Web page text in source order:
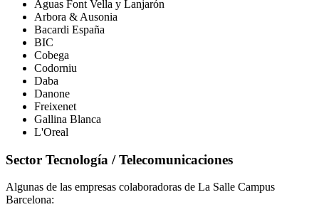
Aguas Font Vella y Lanjarón
Arbora & Ausonia
Bacardi España
BIC
Cobega
Codorniu
Daba
Danone
Freixenet
Gallina Blanca
L'Oreal
Sector Tecnología / Telecomunicaciones
Algunas de las empresas colaboradoras de La Salle Campus
Barcelona: